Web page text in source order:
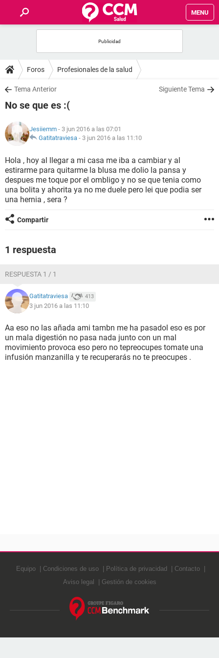
MENU
FOROS
SALUD
NUTRICIÓN
BIENESTAR
SEXUALIDAD
GLOSARIO
Foros Profesionales de la salud
Tema Anterior Siguiente Tema
No se que es :(
Jesiiemm - 3 jun 2016 a las 07:01
Gatitatraviesa - 3 jun 2016 a las 11:10
Hola , hoy al llegar a mi casa me iba a cambiar y al
estirarme para quitarme la blusa me dolio la pansa y
despues me toque por el ombligo y no se que tenia como
una bolita y ahorita ya no me duele pero lei que podia ser
una hernia , sera ?
Compartir
1 respuesta
RESPUESTA 1 / 1
Gatitatraviesa 413
3 jun 2016 a las 11:10
Aa eso no las añada ami tambn me ha pasadol eso es por
un mala digestión no pasa nada junto con un mal
movimiento provoca eso pero no tepreocupes tomate una
infusión manzanilla y te recuperarás no te preocupes .
Equipo Condiciones de uso Política de privacidad
Contacto
Aviso legal
Gestión de cookies